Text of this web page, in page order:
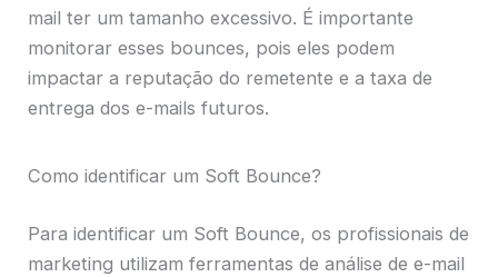
mail ter um tamanho excessivo. É importante
monitorar esses bounces, pois eles podem
impactar a reputação do remetente e a taxa de
entrega dos e-mails futuros.
Como identificar um Soft Bounce?
Para identificar um Soft Bounce, os profissionais de
marketing utilizam ferramentas de análise de e-mail